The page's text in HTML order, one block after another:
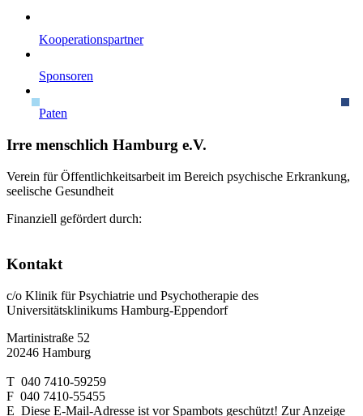
Kooperationspartner
Sponsoren
Paten
Irre menschlich Hamburg e.V.
Verein für Öffentlichkeitsarbeit im Bereich psychische Erkrankung,
seelische Gesundheit
Finanziell gefördert durch:
Kontakt
c/o Klinik für Psychiatrie und Psychotherapie des
Universitätsklinikums Hamburg-Eppendorf
Martinistraße 52
20246 Hamburg
T 040 7410-59259
F 040 7410-55455
E Diese E-Mail-Adresse ist vor Spambots geschützt! Zur Anzeige